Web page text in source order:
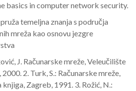
basics in computer network security.
temeljna znanja s područja
mreža kao osnovu jezgre
J. Računarske mreže, Veleučilište
2000. 2. Turk, S.: Računarske mreže,
knjiga, Zagreb, 1991. 3. Rožić, N.: